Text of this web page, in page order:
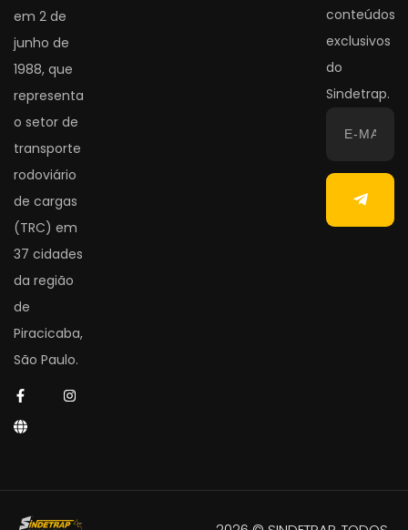
em 2 de
junho de
1988, que
representa
o setor de
transporte
rodoviário
de cargas
(TRC) em
37 cidades
da região
de
Piracicaba,
São Paulo.
conteúdos
exclusivos
do
Sindetrap.